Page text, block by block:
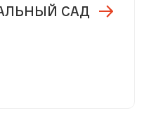
САД